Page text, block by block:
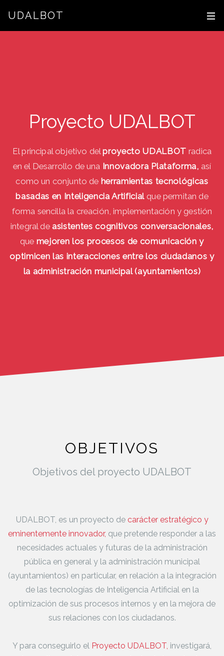
UDALBOT
Proyecto UDALBOT
El principal objetivo delproyecto UDALBOT radica
en el Desarrollo de una Innovadora Plataforma, así
como un conjunto de herramientas tecnológicas
basadas en Inteligencia Artificial que permitan de
forma sencilla la creación, implementación y gestión
integral de asistentes cognitivos conversacionales,
que mejoren los procesos de comunicación y
optimicen las interacciones entre los ciudadanos y
la administración municipal (ayuntamientos)
OBJETIVOS
Objetivos del proyecto UDALBOT
UDALBOT, es un proyecto de carácter estratégico y
eminentemente innovador, que pretende responder a las
necesidades actuales y futuras de la administración
pública en general y la administración municipal
(ayuntamientos) en particular, en relación a la integración
de las tecnologías de Inteligencia Artificial en la
optimización de sus procesos internos y en la mejora de
sus relaciones con los ciudadanos.
Y para conseguirlo el Proyecto UDALBOT, investigará,